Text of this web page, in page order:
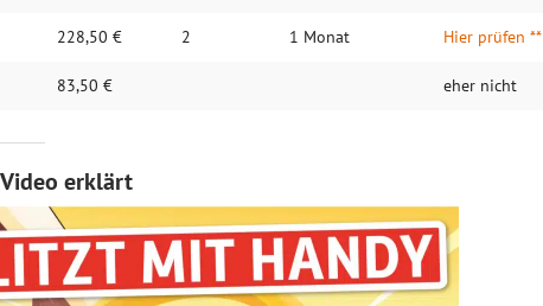
228,50 € 2 1 Monat Hier prüfen **
83,50 € eher nicht
erklärt